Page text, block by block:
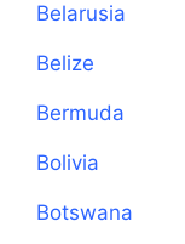
Belarusia
Belize
Bermuda
Bolivia
Botswana